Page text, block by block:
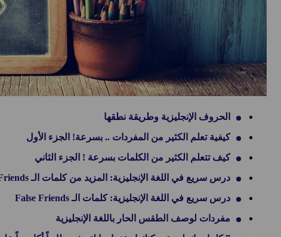
الحروف الإنجليزية وطريقة نطقها
كيفية تعلم الكثير من المفردات .. بسرعة! الجزء الأول
كيف تتعلم الكثير من الكلمات بسرعة ! الجزء الثاني
درس سريع في اللغة الإنجليزية: المزيد من كلمات الـ False Friends
درس سريع في اللغة الإنجليزية: كلمات الـ False Friends
مفردات لوصف الطقس الحار باللغة الإنجليزية